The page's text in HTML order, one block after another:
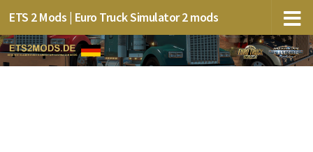
ETS 2 Mods | Euro Truck Simulator 2 mods